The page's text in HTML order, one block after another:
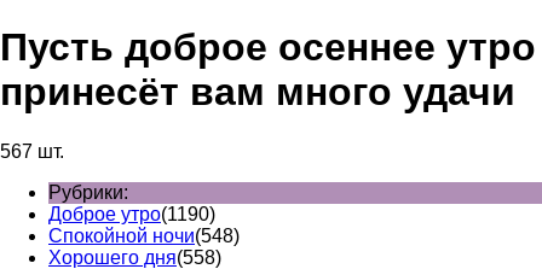
Пусть доброе осеннее утро
принесёт вам много удачи
567 шт.
Рубрики:
Доброе утро(1190)
Спокойной ночи(548)
Хорошего дня(558)